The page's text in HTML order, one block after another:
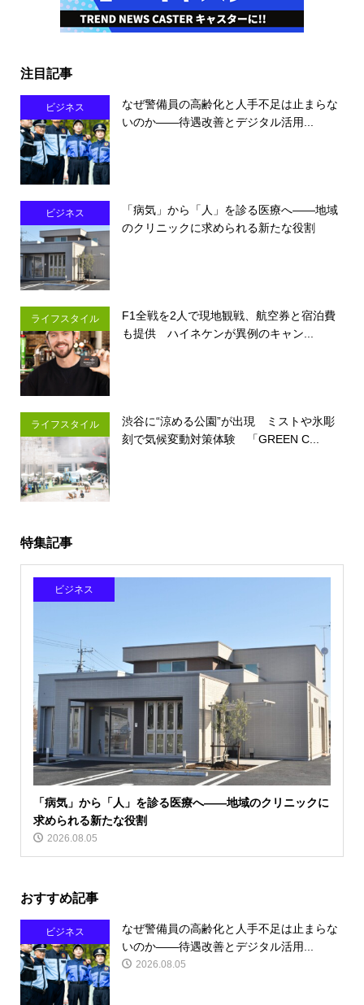
注目記事
ビジネス
なぜ警備員の高齢化と人手不足は止まらな
いのか――待遇改善とデジタル活用...
ビジネス
「病気」から「人」を診る医療へ――地域
のクリニックに求められる新たな役割
ライフスタイル
F1全戦を2人で現地観戦、航空券と宿泊費
も提供 ハイネケンが異例のキャン...
ライフスタイル
渋谷に“涼める公園”が出現 ミストや氷彫
刻で気候変動対策体験 「GREEN C...
特集記事
ビジネス
「病気」から「人」を診る医療へ――地域のクリニックに
求められる新たな役割
2026.08.05
おすすめ記事
ビジネス
なぜ警備員の高齢化と人手不足は止まらな
いのか――待遇改善とデジタル活用...
2026.08.05